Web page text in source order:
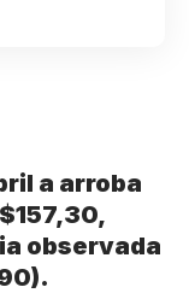
a arroba
observada